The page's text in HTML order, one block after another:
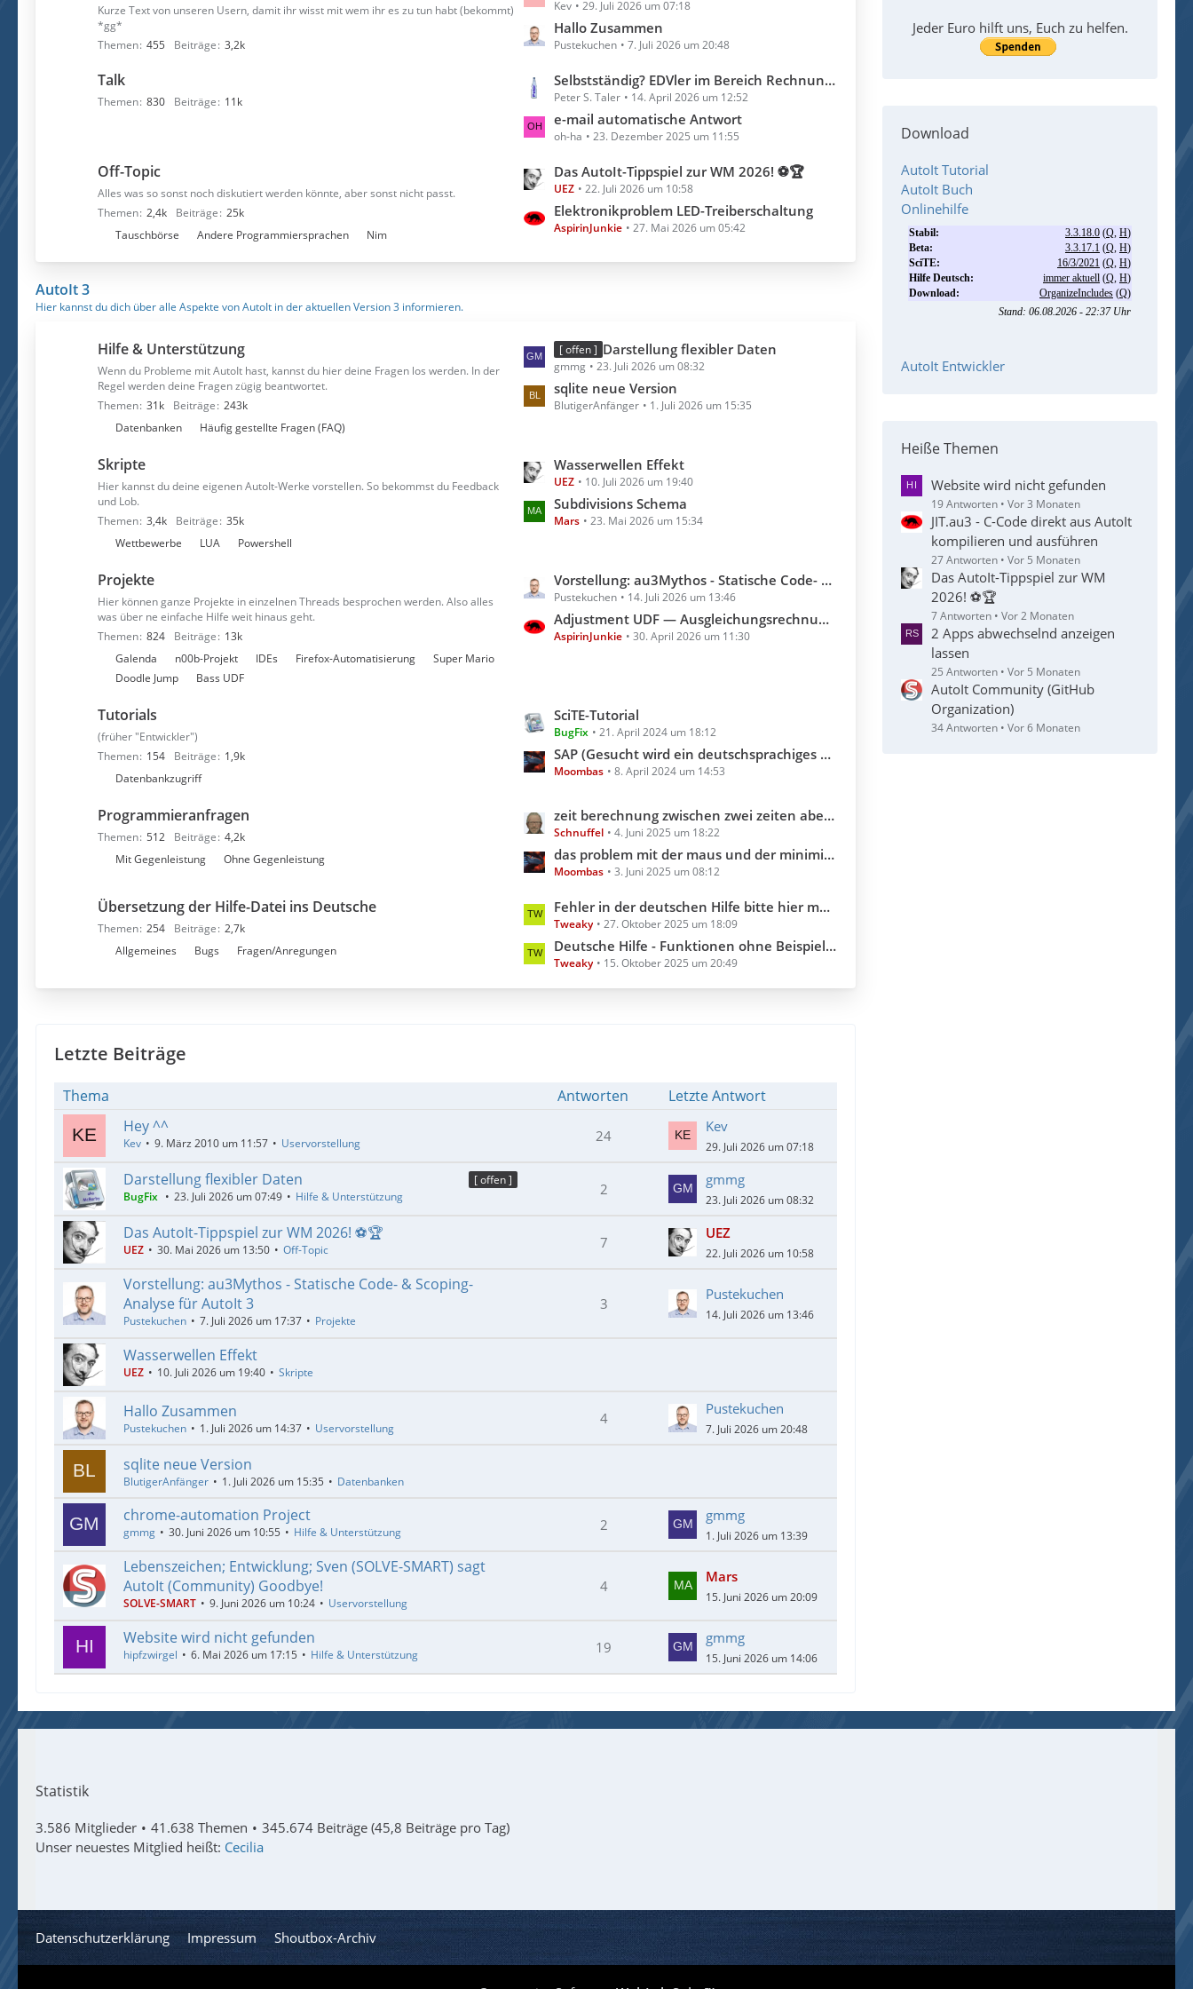
Kurze Text von unseren Usern, damit ihr wisst mit wem ihr es zu tun habt (bekommt)
*gg*
Themen 455 Beiträge 3,2k
e
z
e
e
t
r
g
Kev 29. Juli 2026 um 07:18
Hallo Zusammen
Pustekuchen 7. Juli 2026 um 20:48
Talk
Themen 830 Beiträge 11k
e
t
z
e
e
Selbstständig? EDVler im Bereich Rechnungserstellung?
Peter S. Taler 14. April 2026 um 12:52
e-mail automatische Antwort
oh-ha 23. Dezember 2025 um 11:55
Off-Topic
Alles was so sonst noch diskutiert werden könnte, aber sonst nicht passt.
Themen 2,4k Beiträge 25k
L
e
t
z
t
r
ä
g
Das AutoIt-Tippspiel zur WM 2026! ⚽🏆
UEZ 22. Juli 2026 um 10:58
Elektronikproblem LED-Treiberschaltung
AspirinJunkie 27. Mai 2026 um 05:42
r
o
r
e
n
Tauschbörse Andere Programmiersprachen Nim
AutoIt 3
Hier kannst du dich über alle Aspekte von AutoIt in der aktuellen Version 3 informieren.
Hilfe & Unterstützung
Wenn du Probleme mit AutoIt hast, kannst du hier deine Fragen los werden. In der
Regel werden deine Fragen zügig beantwortet.
Themen 31k Beiträge 243k
L
e
t
z
B
e
i
t
g
e
[ offen ] Darstellung flexibler Daten
gmmg 23. Juli 2026 um 08:32
sqlite neue Version
BlutigerAnfänger 1. Juli 2026 um 15:35
t
e
r
f
e
n
Datenbanken Häufig gestellte Fragen (FAQ)
Skripte
Hier kannst du deine eigenen AutoIt-Werke vorstellen. So bekommst du Feedback
und Lob.
Themen 3,4k Beiträge 35k
L
e
t
z
B
e
i
e
Wasserwellen Effekt
UEZ 10. Juli 2026 um 19:40
Subdivisions Schema
Mars 23. Mai 2026 um 15:34
t
e
r
f
n
Wettbewerbe LUA Powershell
Projekte
Hier können ganze Projekte in einzelnen Threads besprochen werden. Also alles
was über ne einfache Hilfe weit hinaus geht.
Themen 824 Beiträge 13k
L
e
t
z
e
i
t
r
g
e
Vorstellung: au3Mythos - Statische Code- & Scoping-Analyse für AutoIt 3
Pustekuchen 14. Juli 2026 um 13:46
Adjustment UDF — Ausgleichungsrechnung für AutoIt
AspirinJunkie 30. April 2026 um 11:30
e
r
f
e
n
Galenda n00b-Projekt IDEs Firefox-Automatisierung
Super Mario
Doodle Jump
Bass UDF
Tutorials
(früher "Entwickler")
Themen 154 Beiträge 1,9k
L
e
t
z
e
B
e
i
r
ä
g
e
SciTE-Tutorial
BugFix 21. April 2024 um 18:12
SAP (Gesucht wird ein deutschsprachiges Tutorial für AutoIt mit SAP)
Moombas 8. April 2024 um 14:53
t
e
o
r
e
Datenbankzugriff
Programmieranfragen
Themen 512 Beiträge 4,2k
L
e
t
z
e
e
t
zeit berechnung zwischen zwei zeiten aber inklusive millisekunden
Schnuffel 4. Juni 2025 um 18:22
das problem mit der maus und der minimierung
Moombas 3. Juni 2025 um 08:12
t
e
r
Mit Gegenleistung Ohne Gegenleistung
Übersetzung der Hilfe-Datei ins Deutsche
Themen 254 Beiträge 2,7k
L
e
t
z
t
Fehler in der deutschen Hilfe bitte hier melden (Hilfedatei 3.3.18.0 2025.10.04)
Tweaky 27. Oktober 2025 um 18:09
Deutsche Hilfe - Funktionen ohne Beispiel (Hilfedatei 3.3.18.0)
Tweaky 15. Oktober 2025 um 20:49
t
f
e
Allgemeines Bugs Fragen/Anregungen
Letzte Beiträge
Thema Antworten
Letzte Antwort
Hey ^^
Kev 9. März 2010 um 11:57 Uservorstellung 24
Kev
29. Juli 2026 um 07:18
[ offen ]
Darstellung flexibler Daten
BugFix 23. Juli 2026 um 07:49 Hilfe & Unterstützung 2
gmmg
23. Juli 2026 um 08:32
Das AutoIt-Tippspiel zur WM 2026! ⚽🏆
UEZ 30. Mai 2026 um 13:50 Off-Topic 7
UEZ
22. Juli 2026 um 10:58
Vorstellung: au3Mythos - Statische Code- & Scoping-
Analyse für AutoIt 3
Pustekuchen 7. Juli 2026 um 17:37 Projekte
3
Pustekuchen
14. Juli 2026 um 13:46
Wasserwellen Effekt
UEZ 10. Juli 2026 um 19:40 Skripte
Hallo Zusammen
Pustekuchen 1. Juli 2026 um 14:37 Uservorstellung
4
Pustekuchen
7. Juli 2026 um 20:48
sqlite neue Version
BlutigerAnfänger 1. Juli 2026 um 15:35 Datenbanken
chrome-automation Project
gmmg 30. Juni 2026 um 10:55 Hilfe & Unterstützung 2
gmmg
1. Juli 2026 um 13:39
Lebenszeichen; Entwicklung; Sven (SOLVE-SMART) sagt
AutoIt (Community) Goodbye!
SOLVE-SMART 9. Juni 2026 um 10:24 Uservorstellung
4
Mars
15. Juni 2026 um 20:09
Website wird nicht gefunden
hipfzwirgel 6. Mai 2026 um 17:15 Hilfe & Unterstützung 19
gmmg
15. Juni 2026 um 14:06
Jeder Euro hilft uns, Euch zu helfen.
Download
AutoIt Tutorial
AutoIt Buch
Onlinehilfe
AutoIt Entwickler
Heiße Themen
Website wird nicht gefunden
19 Antworten Vor 3 Monaten
JIT.au3 - C-Code direkt aus AutoIt
kompilieren und ausführen
27 Antworten Vor 5 Monaten
Das AutoIt-Tippspiel zur WM
2026! ⚽🏆
7 Antworten Vor 2 Monaten
2 Apps abwechselnd anzeigen
lassen
25 Antworten Vor 5 Monaten
AutoIt Community (GitHub
Organization)
34 Antworten Vor 6 Monaten
Statistik
3.586 Mitglieder 41.638 Themen
345.674 Beiträge (45,8 Beiträge pro Tag)
Unser neuestes Mitglied heißt: Cecilia
Datenschutzerklärung Impressum Shoutbox-Archiv